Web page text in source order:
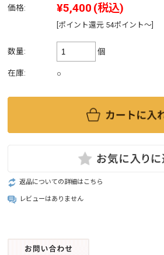
価格: ¥5,400 (税込)
[ポイント還元 54ポイント～]
数量: 個
在庫: ○
返品についての詳細はこちら
レビューはありません